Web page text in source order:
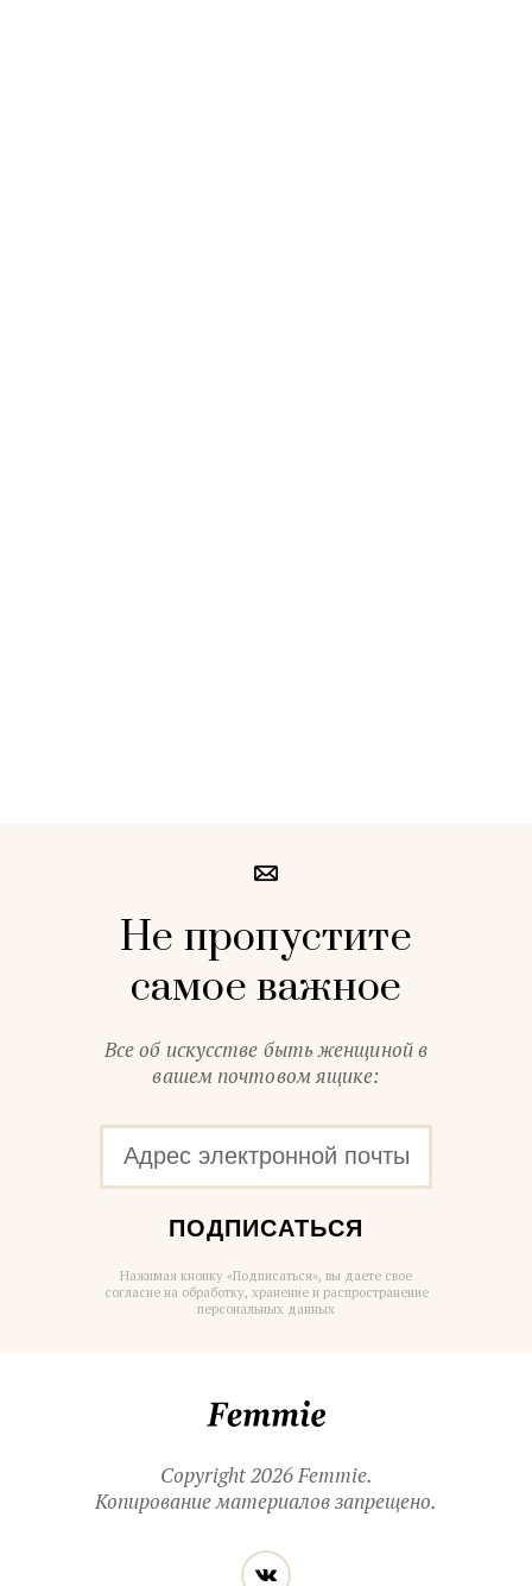
Не пропустите
самое важное
Все об искусстве быть женщиной в
вашем почтовом ящике:
ПОДПИСАТЬСЯ
Нажимая кнопку «Подписаться», вы даете свое
согласие на обработку, хранение и распространение
персональных данных
Copyright 2026 Femmie.
Копирование материалов запрещено.
Читайте